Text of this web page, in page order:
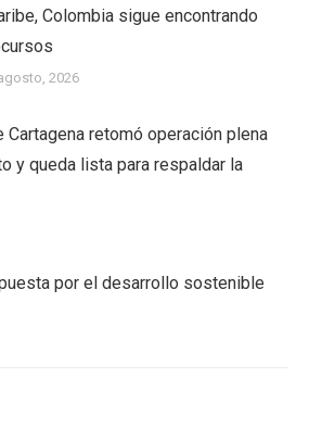
Colombia sigue encontrando
2026
Cartagena retomó operación plena
y queda lista para respaldar la
por el desarrollo sostenible